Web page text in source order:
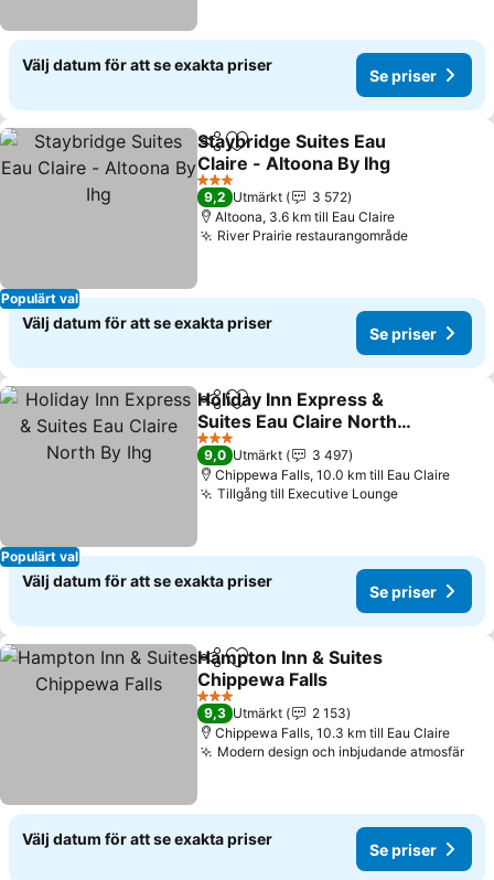
Välj datum för att se exakta priser
Se priser
Populärt val
Dela Lägg till i Mina Favoriter
Staybridge Suites Eau
Claire - Altoona By Ihg
Se priser
3 Stjärnor
9,2 Utmärkt
3 572
Altoona, 3.6 km till Eau Claire
River Prairie restaurangområdeSe priser
Välj datum för att se exakta priser
Se priser
Populärt val
Dela Lägg till i Mina Favoriter
Holiday Inn Express &
Suites Eau Claire North
By Ihg
Se priser
3 Stjärnor
9,0 Utmärkt
3 497
Chippewa Falls, 10.0 km till Eau Claire
Tillgång till Executive LoungeSe priser
Välj datum för att se exakta priser
Se priser
Dela Lägg till i Mina Favoriter
Hampton Inn & Suites
Chippewa Falls
Se priser
3 Stjärnor
9,3 Utmärkt
2 153
Chippewa Falls, 10.3 km till Eau Claire
Modern design och inbjudande atmosfärSe
Välj datum för att se exakta priser
Se priser